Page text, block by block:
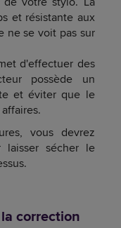
et résistante aux
ne se voit pas sur
d'effectuer des
possède un
et éviter que le
vous devrez
laisser sécher le
correction